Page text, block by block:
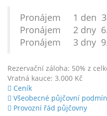
Pronájem 1 den
Pronájem 2 dny
Pronájem 3 dny
Rezervační záloha: 50% z
Vratná kauce: 3.000 Kč
Ceník
Všeobecné půjčovní
Provozní řád půjčovny